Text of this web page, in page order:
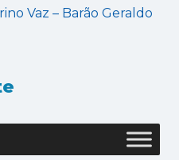
Vaz – Barão Geraldo